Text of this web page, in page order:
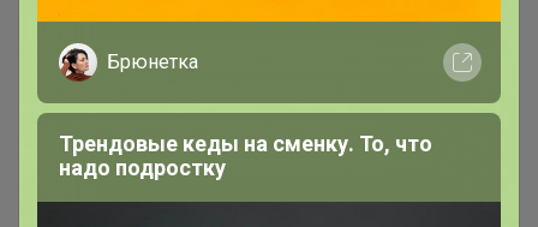
16
Масло кокосовое, оливковое,
кунжутное, фритюрное
Брюнетка
Трендовые кеды на сменку. То, что
надо подростку